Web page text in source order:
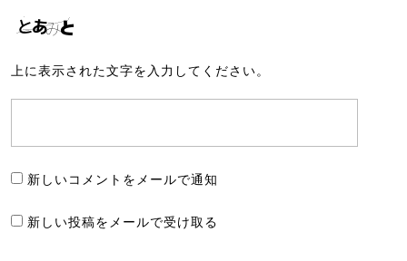
上に表示された文字を入力してください。
新しいコメントをメールで通知
新しい投稿をメールで受け取る